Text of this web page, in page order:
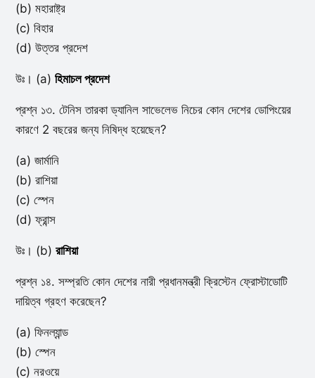
(b) মহারাষ্ট্র
(c) বিহার
(d) উত্তর প্রদেশ
উঃ। (a) হিমাচল প্রদেশ
প্রশ্ন ১৩. টেনিস তারকা ড্যানিল সাভেলেভ নিচের কোন দেশের ডোপিংয়ের
কারণে 2 বছরের জন্য নিষিদ্ধ হয়েছেন?
(a) জার্মানি
(b) রাশিয়া
(c) স্পেন
(d) ফ্রান্স
উঃ। (b) রাশিয়া
প্রশ্ন ১৪. সম্প্রতি কোন দেশের নারী প্রধানমন্ত্রী ক্রিস্টেন ফ্রোস্টাডোটি
দায়িত্ব গ্রহণ করেছেন?
(a) ফিনল্যান্ড
(b) স্পেন
(c) নরওয়ে